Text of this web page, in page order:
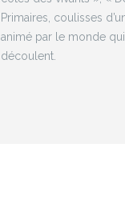
Primaires, coulisses
animé par le monde
découlent.